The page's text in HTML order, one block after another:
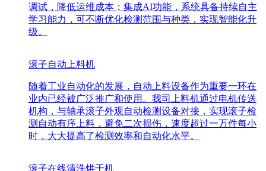
调试，降低运维成本；集成AI功能，系统具备持续自主
学习能力，可不断优化检测范围与种类，实现智能化升
级。
滚子自动上料机
随着工业自动化的发展，自动上料设备作为重要一环在
业内已经被广泛推广和使用。我司上料机通过电机传送
机构，与轴承滚子外观自动检测设备对接，实现滚子检
测自动有序上料，避免二次损伤，速度超过一万件每小
时，大大提高了检测效率和自动化水平。
滚子在线清洗烘干机